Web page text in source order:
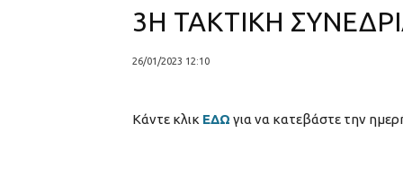
3Η ΤΑΚΤΙΚΗ
26/01/2023 12:10
Κάντε κλικ ΕΔΩ για να κατεβάστε την